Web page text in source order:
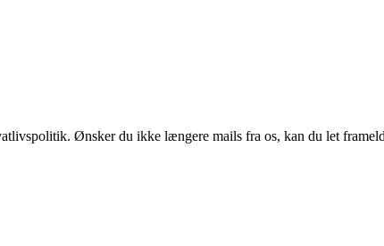
Ønsker du ikke længere mails fra os, kan du let